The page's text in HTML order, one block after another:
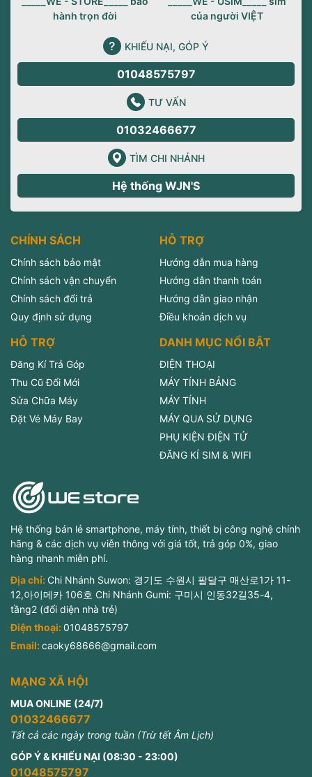
hành trọn đời
của người VIỆT
KHIẾU NẠI, GÓP Ý
01048575797
TƯ VẤN
01032466677
TÌM CHI NHÁNH
Hệ thống WJN'S
CHÍNH SÁCH
Chính sách bảo mật
Chính sách vận chuyển
Chính sách đổi trả
Quy định sử dụng
HỖ TRỢ
Hướng dẫn mua hàng
Hướng dẫn thanh toán
Hướng dẫn giao nhận
Điều khoản dịch vụ
HỖ TRỢ
Đăng Kí Trả Góp
Thu Cũ Đổi Mới
Sửa Chữa Máy
Đặt Vé Máy Bay
DANH MỤC NỔI BẬT
ĐIỆN THOẠI
MÁY TÍNH BẢNG
MÁY TÍNH
MÁY QUA SỬ DỤNG
PHỤ KIỆN ĐIỆN TỬ
ĐĂNG KÍ SIM & WIFI
Hệ thống bán lẻ smartphone, máy tính, thiết bị công nghệ chính
hãng & các dịch vụ viễn thông với giá tốt, trả góp 0%, giao
hàng nhanh miễn phí.
Địa chỉ: Chi Nhánh Suwon: 경기도 수원시 팔달구 매산로1가 11-
12,아이메카 106호 Chi Nhánh Gumi: 구미시 인동32길35-4,
tầng2 (đối diện nhà trẻ)
Điện thoại:01048575797
Email:caoky68666@gmail.com
MẠNG XÃ HỘI
MUA ONLINE (24/7)
01032466677
Tất cả các ngày trong tuần (Trừ tết Âm Lịch)
GÓP Ý & KHIẾU NẠI (08:30 - 23:00)
01048575797